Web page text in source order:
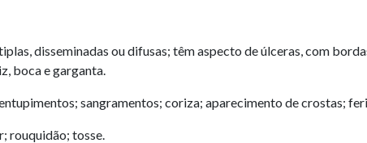
disseminadas ou difusas; têm aspecto de úlceras, com
boca e garganta.
sangramentos; coriza; aparecimento de crostas;
rouquidão; tosse.